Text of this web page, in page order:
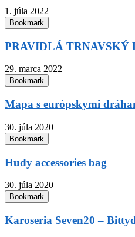
1. júla 2022
Bookmark
PRAVIDLÁ TRNAVSKÝ
29. marca 2022
Bookmark
Mapa s európskymi
30. júla 2020
Bookmark
Hudy accessories bag
30. júla 2020
Bookmark
Karoseria Seven20 –